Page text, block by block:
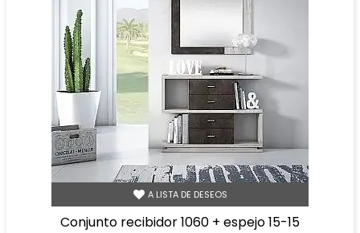
A LISTA DE DESEOS
conjunto recibidor 1060 + espejo 15-15